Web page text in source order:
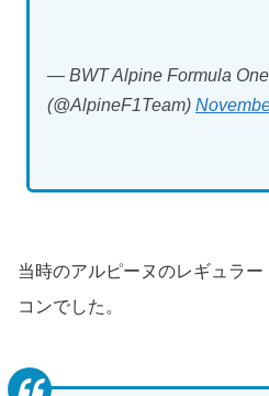
— BWT Alpine Formula
(@AlpineF1Team)
当時のアルピーヌのレギュラ
コンでした。